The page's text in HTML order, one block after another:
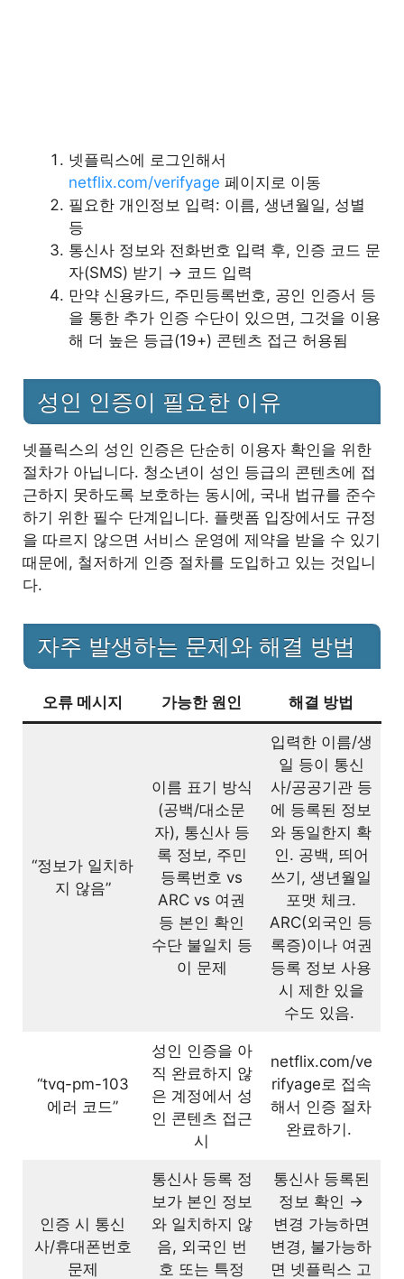
넷플릭스에 로그인해서
netflix.com/verifyage 페이지로 이동
필요한 개인정보 입력: 이름, 생년월일, 성별
등
통신사 정보와 전화번호 입력 후, 인증 코드 문
자(SMS) 받기 → 코드 입력
만약 신용카드, 주민등록번호, 공인 인증서 등
을 통한 추가 인증 수단이 있으면, 그것을 이용
해 더 높은 등급(19+) 콘텐츠 접근 허용됨
성인 인증이 필요한 이유
넷플릭스의 성인 인증은 단순히 이용자 확인을 위한
절차가 아닙니다. 청소년이 성인 등급의 콘텐츠에 접
근하지 못하도록 보호하는 동시에, 국내 법규를 준수
하기 위한 필수 단계입니다. 플랫폼 입장에서도 규정
을 따르지 않으면 서비스 운영에 제약을 받을 수 있기
때문에, 철저하게 인증 절차를 도입하고 있는 것입니
다.
자주 발생하는 문제와 해결 방법
오류 메시지 가능한 원인 해결 방법
“정보가 일치하
지 않음”
이름 표기 방식
(공백/대소문
자), 통신사 등
록 정보, 주민
등록번호 vs
ARC vs 여권
등 본인 확인
수단 불일치 등
이 문제
입력한 이름/생
일 등이 통신
사/공공기관 등
에 등록된 정보
와 동일한지 확
인. 공백, 띄어
쓰기, 생년월일
포맷 체크.
ARC(외국인 등
록증)이나 여권
등록 정보 사용
시 제한 있을
수도 있음.
“tvq-pm-103
에러 코드”
성인 인증을 아
직 완료하지 않
은 계정에서 성
인 콘텐츠 접근
시
netflix.com/ve
rifyage로 접속
해서 인증 절차
완료하기.
인증 시 통신
사/휴대폰번호
문제
통신사 등록 정
보가 본인 정보
와 일치하지 않
음, 외국인 번
호 또는 특정
통신사 등록된
정보 확인 →
변경 가능하면
변경, 불가능하
면 넷플릭스 고